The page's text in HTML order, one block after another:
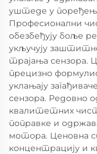
уштеде у
Професионални
обезбеђују боље
укључују
трајања сензора.
прецизно
уклањају
сензора. Редовно
квалитетних
поправке и
мотора. Ценовна
концентрацију и